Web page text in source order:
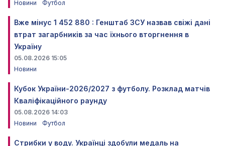
Новини
Футбол
Вже мінус 1 452 880 : Генштаб ЗСУ назвав свіжі дані
втрат загарбників за час їхнього вторгнення в
Україну
05.08.2026 15:05
Новини
Кубок України-2026/2027 з футболу. Розклад матчів
Кваліфікаційного раунду
05.08.2026 14:03
Новини
Футбол
Стрибки у воду. Українці здобули медаль на